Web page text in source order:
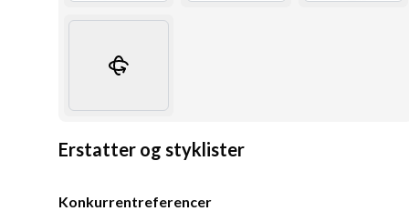
Erstatter og styklister
Konkurrentreferencer